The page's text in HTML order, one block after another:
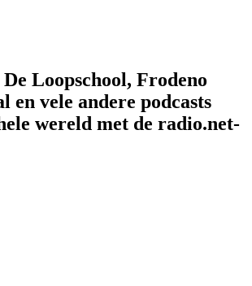
Loopschool, Frodeno
en vele andere podcasts
wereld met de radio.net-